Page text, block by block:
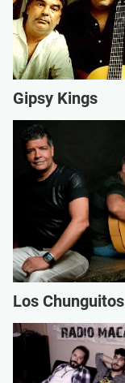
Gipsy Kings
Los Chunguitos